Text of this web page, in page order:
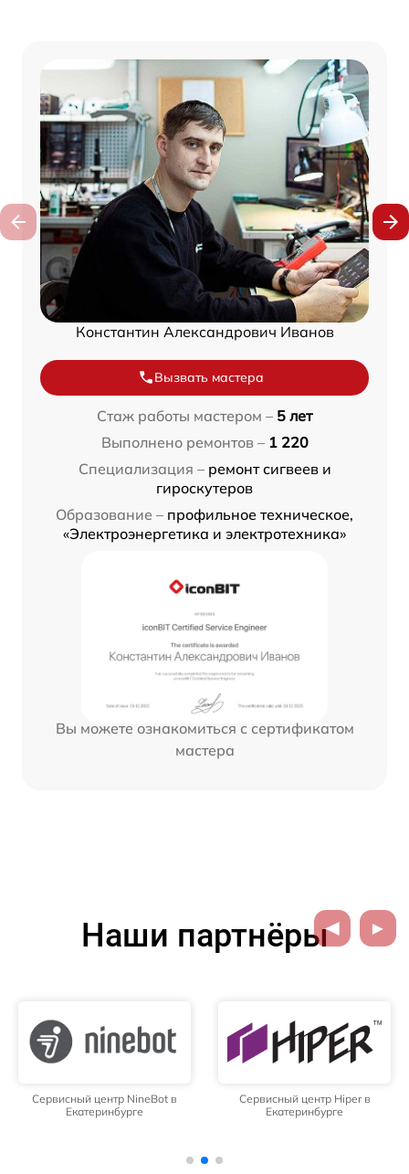
Константин Александрович Иванов
Вызвать мастера
Стаж работы мастером – 5 лет
Выполнено ремонтов – 1 220
Специализация – ремонт сигвеев и
гироскутеров
Образование – профильное техническое,
«Электроэнергетика и электротехника»
Вы можете ознакомиться с сертификатом
мастера
Наши партнёры
Сервисный центр NineBot в
Екатеринбурге
Сервисный центр Hiper в
Екатеринбурге